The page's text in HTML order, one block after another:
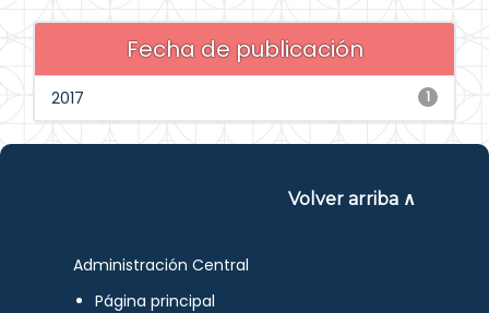
Fecha de publicación
1
2017
Volver arriba ∧
Administración Central
Página principal